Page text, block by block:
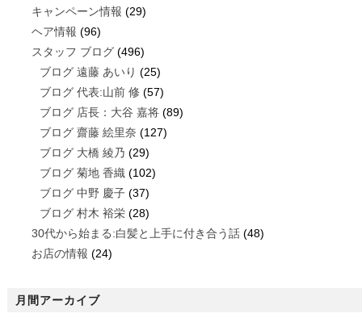
キャンペーン情報 (29)
ヘア情報 (96)
スタッフ ブログ(496)
ブログ 遠藤 あいり (25)
ブログ 代表:山前 修 (57)
ブログ 店長：大谷 嘉将(89)
ブログ 齋藤 絵里奈 (127)
ブログ 大橋 綾乃 (29)
ブログ 菊地 香織(102)
ブログ 中野 慶子(37)
ブログ 村木 裕栄(28)
30代から始まる:白髪と上手に付き合う話(48)
お店の情報 (24)
月間アーカイブ